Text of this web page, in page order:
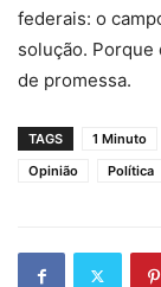
federais: o
solução. Porque
de promessa.
TAGS 1 Minuto
Opinião
Política